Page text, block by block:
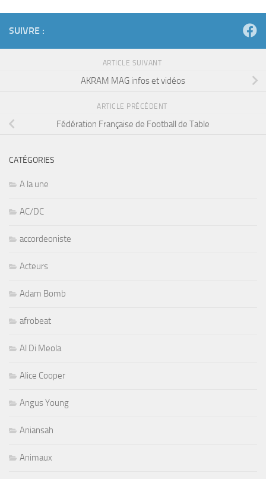
SUIVRE :
ARTICLE SUIVANT
AKRAM MAG infos et vidéos
ARTICLE PRÉCÉDENT
Fédération Française de Football de Table
CATÉGORIES
A la une
AC/DC
accordeoniste
Acteurs
Adam Bomb
afrobeat
Al Di Meola
Alice Cooper
Angus Young
Aniansah
Animaux